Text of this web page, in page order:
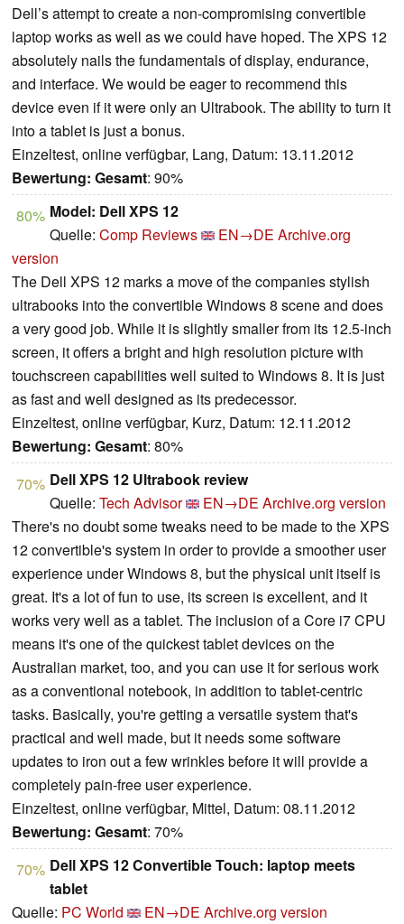
Dell’s attempt to create a non-compromising convertible
laptop works as well as we could have hoped. The XPS 12
absolutely nails the fundamentals of display, endurance,
and interface. We would be eager to recommend this
device even if it were only an Ultrabook. The ability to turn it
into a tablet is just a bonus.
Einzeltest, online verfügbar, Lang, Datum: 13.11.2012
Bewertung: Gesamt: 90%
80% Model: Dell XPS 12
Quelle: Comp Reviews EN→DE Archive.org
version
The Dell XPS 12 marks a move of the companies stylish
ultrabooks into the convertible Windows 8 scene and does
a very good job. While it is slightly smaller from its 12.5-inch
screen, it offers a bright and high resolution picture with
touchscreen capabilities well suited to Windows 8. It is just
as fast and well designed as its predecessor.
Einzeltest, online verfügbar, Kurz, Datum: 12.11.2012
Bewertung: Gesamt: 80%
70% Dell XPS 12 Ultrabook review
Quelle: Tech Advisor EN→DE Archive.org version
There's no doubt some tweaks need to be made to the XPS
12 convertible's system in order to provide a smoother user
experience under Windows 8, but the physical unit itself is
great. It's a lot of fun to use, its screen is excellent, and it
works very well as a tablet. The inclusion of a Core i7 CPU
means it's one of the quickest tablet devices on the
Australian market, too, and you can use it for serious work
as a conventional notebook, in addition to tablet-centric
tasks. Basically, you're getting a versatile system that's
practical and well made, but it needs some software
updates to iron out a few wrinkles before it will provide a
completely pain-free user experience.
Einzeltest, online verfügbar, Mittel, Datum: 08.11.2012
Bewertung: Gesamt: 70%
70% Dell XPS 12 Convertible Touch: laptop meets
tablet
Quelle: PC World EN→DE Archive.org version